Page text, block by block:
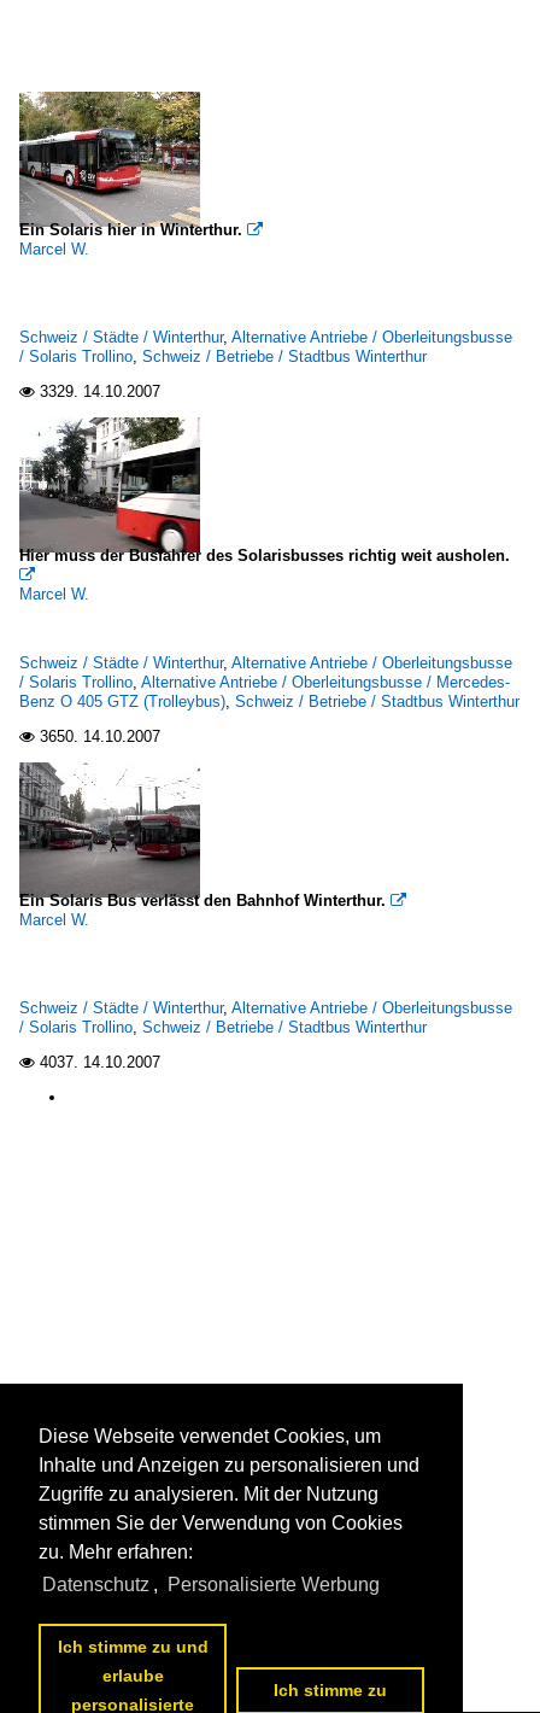
Ein Solaris hier in Winterthur. 
Marcel W.
Schweiz / Städte / Winterthur, Alternative Antriebe / Oberleitungsbusse
/ Solaris Trollino, Schweiz / Betriebe / Stadtbus Winterthur
 3329. 14.10.2007
Hier muss der Busfahrer des Solarisbusses richtig weit ausholen.

Marcel W.
Schweiz / Städte / Winterthur, Alternative Antriebe / Oberleitungsbusse
/ Solaris Trollino, Alternative Antriebe / Oberleitungsbusse / Mercedes-
Benz O 405 GTZ (Trolleybus), Schweiz / Betriebe / Stadtbus Winterthur
 3650. 14.10.2007
Ein Solaris Bus verlässt den Bahnhof Winterthur. 
Marcel W.
Schweiz / Städte / Winterthur, Alternative Antriebe / Oberleitungsbusse
/ Solaris Trollino, Schweiz / Betriebe / Stadtbus Winterthur
 4037. 14.10.2007
Diese Webseite verwendet Cookies, um
Inhalte und Anzeigen zu personalisieren und
Zugriffe zu analysieren. Mit der Nutzung
stimmen Sie der Verwendung von Cookies
zu. Mehr erfahren:
Datenschutz , Personalisierte Werbung
Ich stimme zu und
erlaube
personalisierte
Ich stimme zu